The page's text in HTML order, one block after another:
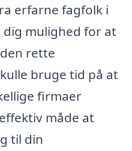
erfarne fagfolk i
mulighed for at
rette
bruge tid på at
firmaer
måde at
til din